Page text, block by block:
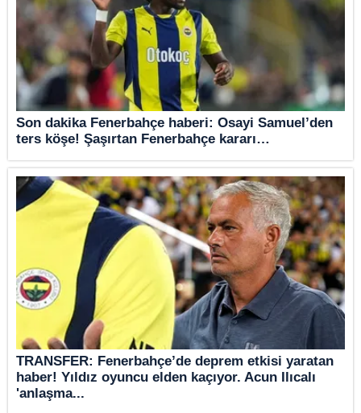
Son dakika Fenerbahçe haberi: Osayi Samuel’den
ters köşe! Şaşırtan Fenerbahçe kararı…
TRANSFER: Fenerbahçe’de deprem etkisi yaratan
haber! Yıldız oyuncu elden kaçıyor. Acun Ilıcalı
'anlaşma...